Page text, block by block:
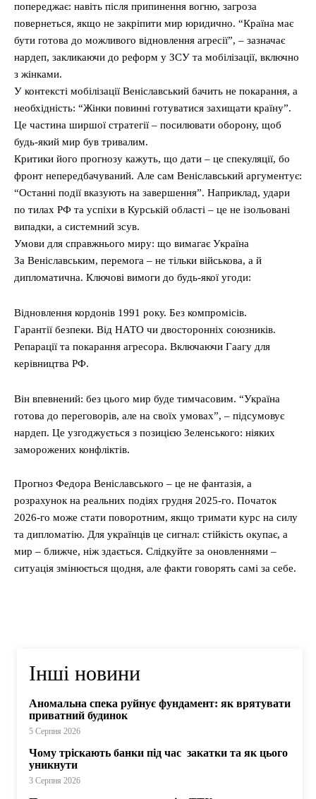
попереджає: навіть після припинення вогню, загроза
повернеться, якщо не закріпити мир юридично. “Країна має
бути готова до можливого відновлення агресії”, – зазначає
нардеп, закликаючи до реформ у ЗСУ та мобілізації, включно
з жінками.
У контексті мобілізації Веніславський бачить не покарання, а
необхідність: “Жінки повинні готуватися захищати країну”.
Це частина ширшої стратегії – посилювати оборону, щоб
будь-який мир був тривалим.
Критики його прогнозу кажуть, що дати – це спекуляції, бо
фронт непередбачуваний. Але сам Веніславський аргументує:
“Останні події вказують на завершення”. Наприклад, удари
по тилах РФ та успіхи в Курській області – це не ізольовані
випадки, а системний зсув.
Умови для справжнього миру: що вимагає Україна
За Веніславським, перемога – не тільки військова, а й
дипломатична. Ключові вимоги до будь-якої угоди:
Відновлення кордонів 1991 року. Без компромісів.
Гарантії безпеки. Від НАТО чи двосторонніх союзників.
Репарації та покарання агресора. Включаючи Гаагу для
керівництва РФ.
Він впевнений: без цього мир буде тимчасовим. “Україна
готова до переговорів, але на своїх умовах”, – підсумовує
нардеп. Це узгоджується з позицією Зеленського: ніяких
заморожених конфліктів.
Прогноз Федора Веніславського – це не фантазія, а
розрахунок на реальних подіях грудня 2025-го. Початок
2026-го може стати поворотним, якщо тримати курс на силу
та дипломатію. Для українців це сигнал: стійкість окупає, а
мир – ближче, ніж здається. Слідкуйте за оновленнями –
ситуація змінюється щодня, але факти говорять самі за себе.
Інші новини
Аномальна спека руйнує фундамент: як врятувати
приватний будинок
5 Серпня 2026
Чому тріскають банки під час закатки та як цього
уникнути
3 Серпня 2026